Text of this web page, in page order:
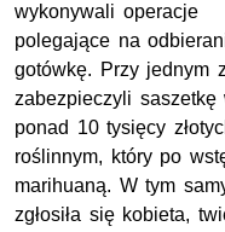
wykonywali operacje
polegające na
gotówkę. Przy jednym
zabezpieczyli
ponad 10 tysięcy
roślinnym, który po
marihuaną. W tym
zgłosiła się kobieta,